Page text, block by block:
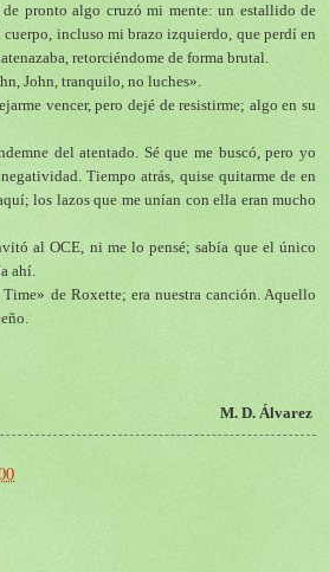
de pronto algo cruzó mi mente: un estallido de
incluso mi brazo izquierdo, que perdí en
retorciéndome de forma brutal.
John, tranquilo, no luches».
vencer, pero dejé de resistirme; algo en su
del atentado. Sé que me buscó, pero yo
Tiempo atrás, quise quitarme de en
los lazos que me unían con ella eran mucho
al OCE, ni me lo pensé; sabía que el único
ahí.
de Roxette; era nuestra canción. Aquello
M. D. Álvarez